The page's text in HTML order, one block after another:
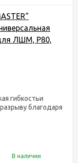
ЛШМ, P80,
гибкостьи
благодаря
В наличии